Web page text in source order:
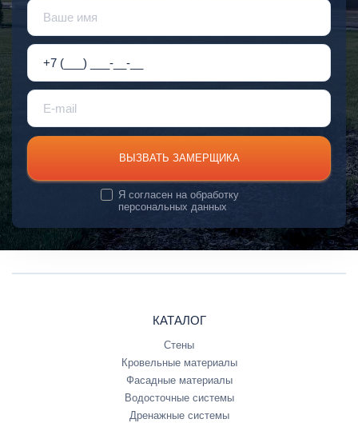
ВЫЗВАТЬ ЗАМЕРЩИКА
Я согласен наобработку
персональных данных
КАТАЛОГ
Стены
Кровельные материалы
Фасадные материалы
Водосточные системы
Дренажные системы